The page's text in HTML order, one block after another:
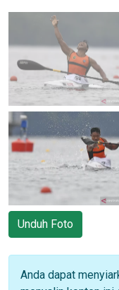
Unduh Foto
Anda dapat